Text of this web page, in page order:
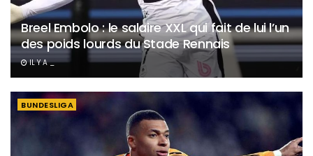
Breel Embolo : le salaire XXL qui fait de lui l’un
des poids lourds du Stade Rennais
IL Y A _
BUNDESLIGA